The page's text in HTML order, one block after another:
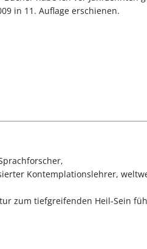
in 11. Auflage erschienen.
Kontemplationslehrer,
zum tiefgreifenden Heil-Sein